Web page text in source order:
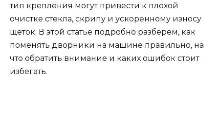
тип крепления могут привести к плохой
очистке стекла, скрипу и ускоренному износу
щёток. В этой статье подробно разберём, как
поменять дворники на машине правильно, на
что обратить внимание и каких ошибок стоит
избегать.